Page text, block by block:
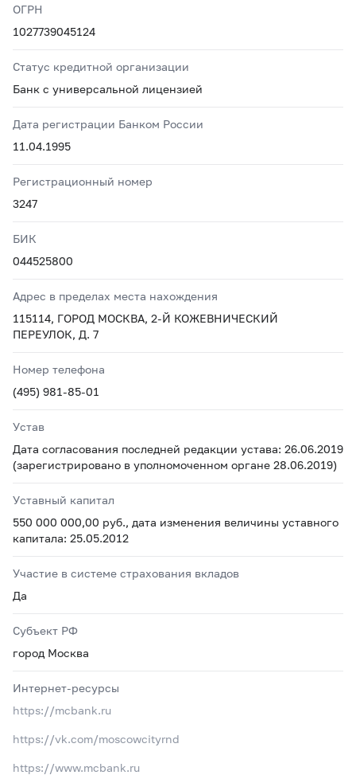
ОГРН
1027739045124
Статус кредитной организации
Банк с универсальной лицензией
Дата регистрации Банком России
11.04.1995
Регистрационный номер
3247
БИК
044525800
Адрес в пределах места нахождения
115114, ГОРОД МОСКВА, 2-Й КОЖЕВНИЧЕСКИЙ
ПЕРЕУЛОК, Д. 7
Номер телефона
(495) 981-85-01
Устав
Дата согласования последней редакции устава: 26.06.2019
(зарегистрировано в уполномоченном органе 28.06.2019)
Уставный капитал
550 000 000,00 руб., дата изменения величины уставного
капитала: 25.05.2012
Участие в системе страхования вкладов
Да
Субъект РФ
город Москва
Интернет-ресурсы
https://mcbank.ru
https://vk.com/moscowcityrnd
https://www.mcbank.ru